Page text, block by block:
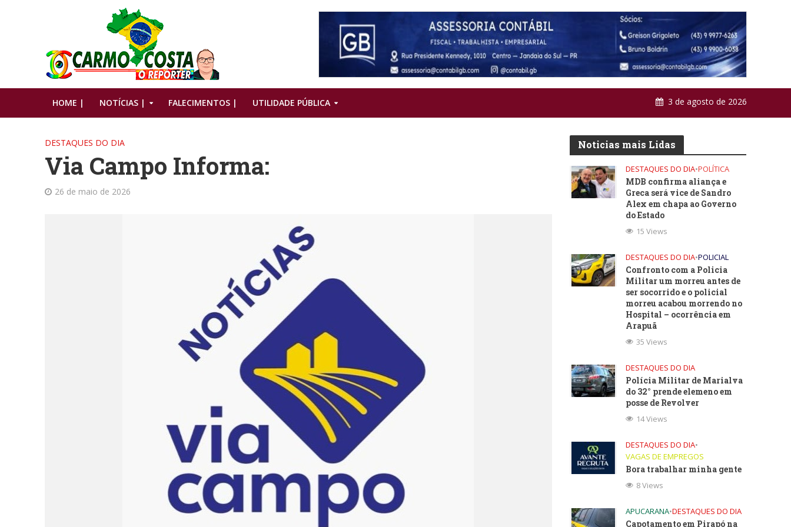
HOME | NOTÍCIAS | FALECIMENTOS | UTILIDADE PÚBLICA 3 de agosto de 2026
DESTAQUES DO DIA
Via Campo Informa:
26 de maio de 2026
Noticias mais Lidas
DESTAQUES DO DIA•POLÍTICA
MDB confirma aliança e
Greca será vice de Sandro
Alex em chapa ao Governo
do Estado
15 Views
DESTAQUES DO DIA•POLICIAL
Confronto com a Policia
Militar um morreu antes de
ser socorrido e o policial
morreu acabou morrendo no
Hospital – ocorrência em
Arapuã
35 Views
DESTAQUES DO DIA
Polícia Militar de Marialva
do 32° prende elemeno em
posse de Revolver
14 Views
DESTAQUES DO DIA•
VAGAS DE EMPREGOS
Bora trabalhar minha gente
8 Views
APUCARANA•DESTAQUES DO DIA
Capotamento em Pirapó na